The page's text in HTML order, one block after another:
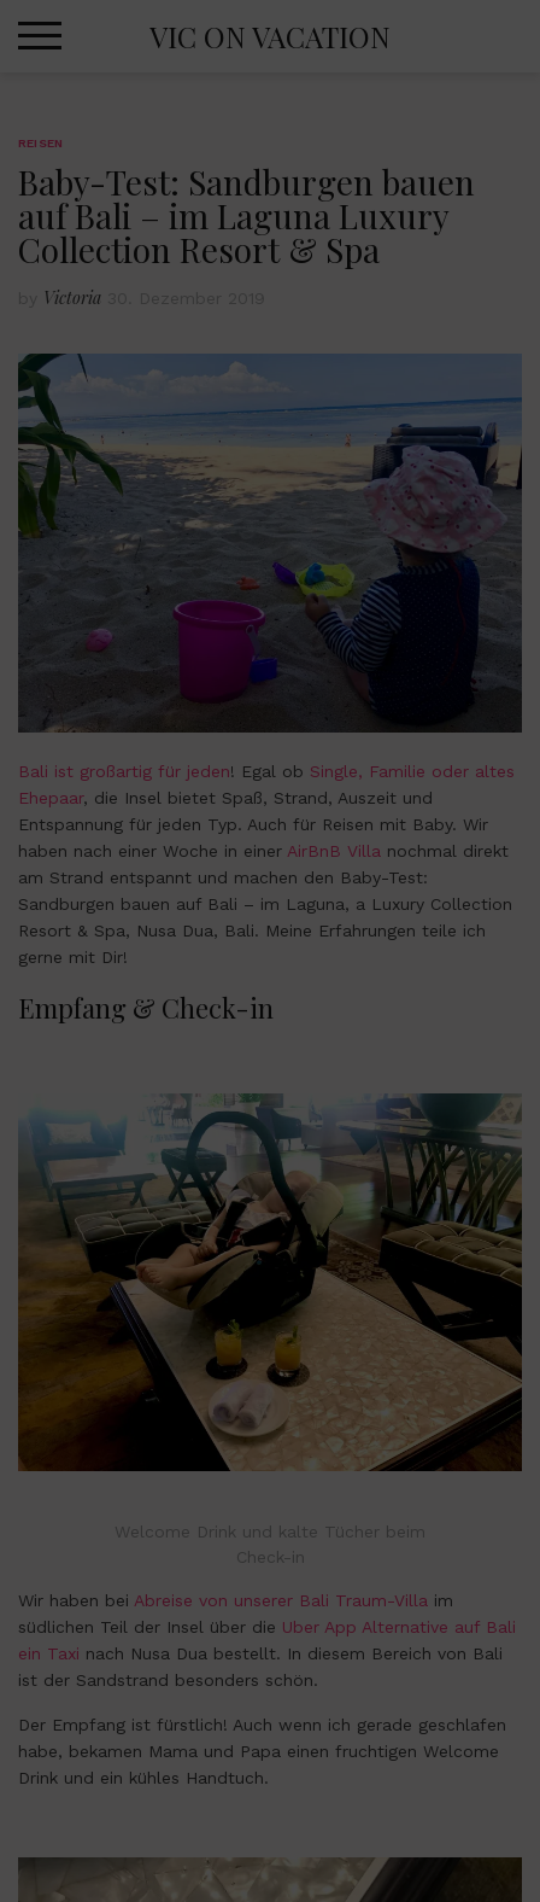
VIC ON VACATION
REISEN
Baby-Test: Sandburgen bauen
auf Bali – im Laguna Luxury
Collection Resort & Spa
Victoria
Bali ist großartig für jeden! Egal ob Single, Familie oder altes
Ehepaar, die Insel bietet Spaß, Strand, Auszeit und
Entspannung für jeden Typ. Auch für Reisen mit Baby. Wir
haben nach einer Woche in einer AirBnB Villa nochmal direkt
am Strand entspannt und machen den Baby-Test:
Sandburgen bauen auf Bali – im Laguna, a Luxury Collection
Resort & Spa, Nusa Dua, Bali. Meine Erfahrungen teile ich
gerne mit Dir!
Empfang & Check-in
Welcome Drink und kalte Tücher beim
Check-in
Wir haben bei Abreise von unserer Bali Traum-Villa im
südlichen Teil der Insel über die Uber App Alternative auf Bali
ein Taxi nach Nusa Dua bestellt. In diesem Bereich von Bali
ist der Sandstrand besonders schön.
Der Empfang ist fürstlich! Auch wenn ich gerade geschlafen
habe, bekamen Mama und Papa einen fruchtigen Welcome
Drink und ein kühles Handtuch.